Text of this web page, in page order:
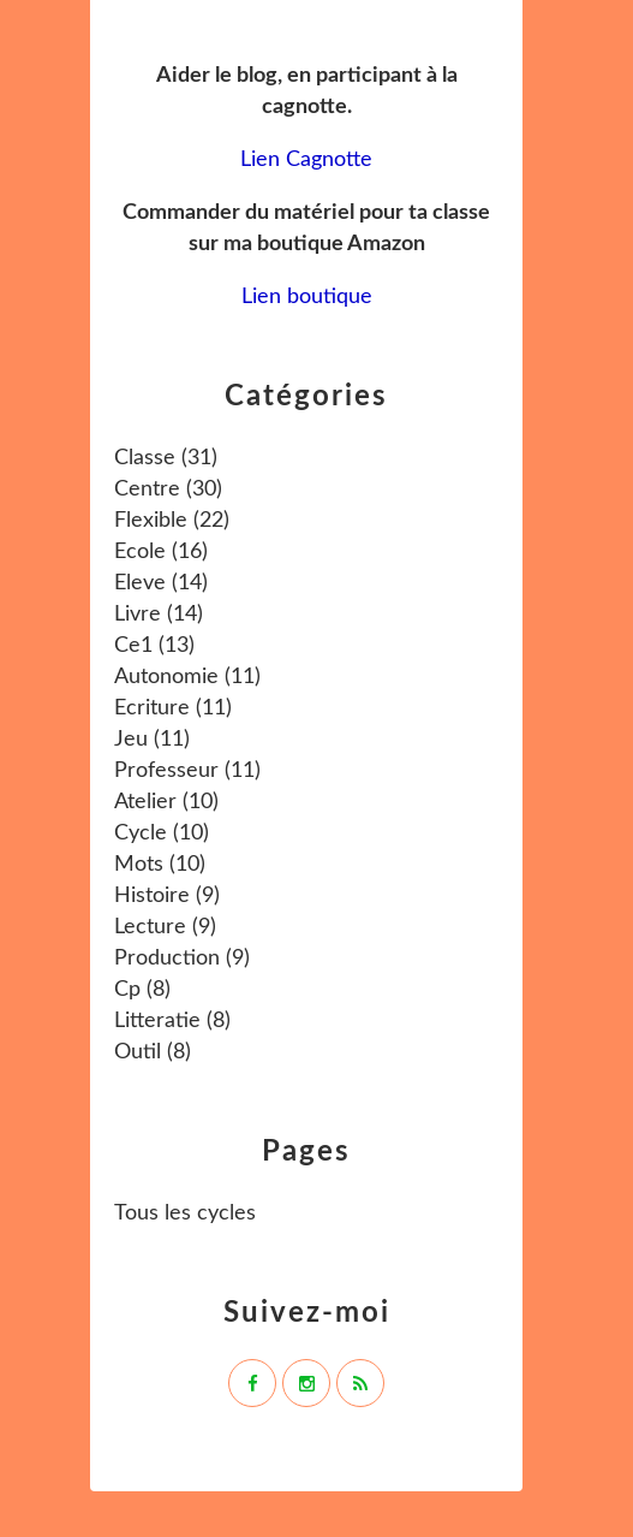
Catégories
Classe (31)
Centre (30)
Flexible (22)
Ecole (16)
Eleve (14)
Livre (14)
Ce1 (13)
Autonomie (11)
Ecriture (11)
Jeu (11)
Professeur (11)
Atelier (10)
Cycle (10)
Mots (10)
Histoire (9)
Lecture (9)
Production (9)
Cp (8)
Litteratie (8)
Outil (8)
Pages
Tous les cycles
Suivez-moi
Aider le blog, en participant à la
cagnotte.
Lien Cagnotte
Commander du matériel pour ta classe
sur ma boutique Amazon
Lien boutique